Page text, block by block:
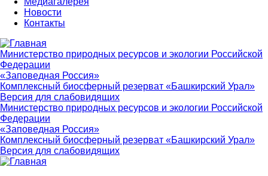
Новости
Контакты
Министерство природных ресурсов и экологии Российской
Федерации
«Заповедная Россия»
Комплексный биосферный резерват «Башкирский Урал»
Версия для слабовидящих
Министерство природных ресурсов и экологии Российской
Федерации
«Заповедная Россия»
Комплексный биосферный резерват «Башкирский Урал»
Версия для слабовидящих